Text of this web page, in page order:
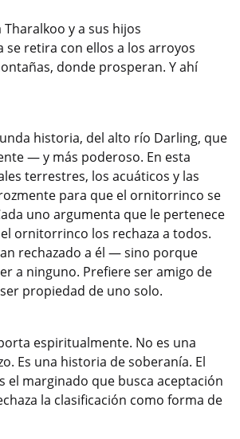
y a sus hijos
se retira con ellos a los arroyos
donde prosperan. Y ahí
historia, del alto río Darling, que
— y más poderoso. En esta
terrestres, los acuáticos y las
para que el ornitorrinco se
uno argumenta que le pertenece
ornitorrinco los rechaza a todos.
rechazado a él — sino porque
a ninguno. Prefiere ser amigo de
propiedad de uno solo.
espiritualmente. No es una
Es una historia de soberanía. El
el marginado que busca aceptación
la clasificación como forma de